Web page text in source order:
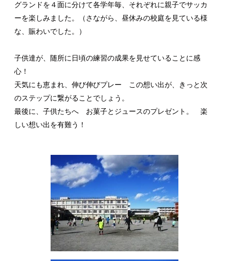
グランドを４面に分けて各学年毎、それぞれに親子でサッカ
ーを楽しみました。（さながら、昼休みの校庭を見ている様
な、賑わいでした。）
子供達が、随所に日頃の練習の成果を見せていることに感
心！
天気にも恵まれ、伸び伸びプレー この想い出が、きっと次
のステップに繋がることでしょう。
最後に、子供たちへ お菓子とジュースのプレゼント。 楽
しい想い出を有難う！